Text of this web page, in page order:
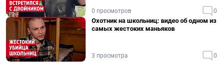
0 просмотров 0
Охотник на школьниц: видео об одном из
самых жестоких маньяков
3 просмотра 0